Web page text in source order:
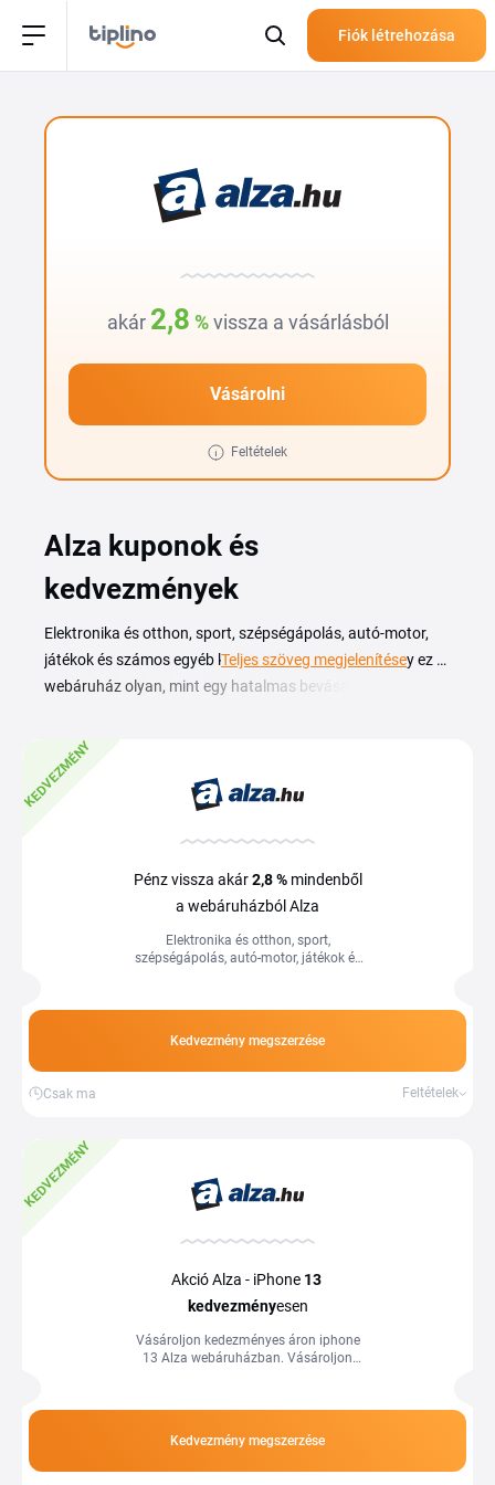
Fiók létrehozása
akár 2,8 % vissza a vásárlásból
Vásárolni
Feltételek
Alza kuponok és
kedvezmények
Elektronika és otthon, sport, szépségápolás, autó-motor,
játékok és számos egyéb kategóriában válogathat, így ez a
webáruház olyan, mint egy hatalmas bevásárlóközpont,
kedvezményesebb áron vásárolhat, ha kihasználja az
kupon
000 darabja között talál Apple, LG, Nespresso, Samsung,
a kuponok által garantált a legjobb ár. Az Alza napokra
pedig szintén megéri várni.
Teljes szöveg megjelenítése
KEDVEZMÉNY
Pénz vissza akár2,8 %mindenből
a webáruházból Alza
Elektronika és otthon, sport,
szépségápolás, autó-motor, játékok és
Kedvezmény megszerzése
Csak ma Feltételek
KEDVEZMÉNY
Akció Alza - iPhone 13
kedvezményesen
Vásároljon kedezményes áron iphone
13 Alza webáruházban. Vásároljon
kuponjaival!
Kedvezmény megszerzése